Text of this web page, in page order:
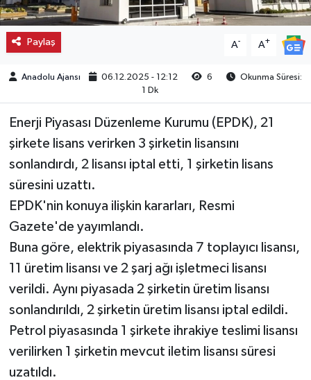
Paylaş A- A+
Anadolu Ajansı 06.12.2025 - 12:12 6
Okunma Süresi:
1 Dk
Enerji Piyasası Düzenleme Kurumu (EPDK), 21
şirkete lisans verirken 3 şirketin lisansını
sonlandırdı, 2 lisansı iptal etti, 1 şirketin lisans
süresini uzattı.
EPDK'nin konuya ilişkin kararları, Resmi
Gazete'de yayımlandı.
Buna göre, elektrik piyasasında 7 toplayıcı lisansı,
11 üretim lisansı ve 2 şarj ağı işletmeci lisansı
verildi. Aynı piyasada 2 şirketin üretim lisansı
sonlandırıldı, 2 şirketin üretim lisansı iptal edildi.
Petrol piyasasında 1 şirkete ihrakiye teslimi lisansı
verilirken 1 şirketin mevcut iletim lisansı süresi
uzatıldı.
Kargı
Oğuzlar
Ortaköy
Osmancık
Sungurlu
Uğurludağ
Sağlık